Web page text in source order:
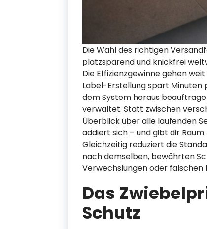
Die Wahl des richtigen
platzsparend und knickfrei
Die Effizienzgewinne gehen
Label-Erstellung spart Minuten
dem System heraus
verwaltet. Statt zwischen
Überblick über alle laufenden
addiert sich – und gibt dir
Gleichzeitig reduziert die
nach demselben, bewährten
Verwechslungen oder falschen
Das
Schutz